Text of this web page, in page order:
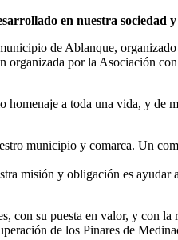
en nuestra sociedad
de Ablanque,
organizada por la Asociación
a toda una vida, y de
municipio y comarca. Un
misión y obligación es ayudar
con su puesta en valor, y con la
de los Pinares de